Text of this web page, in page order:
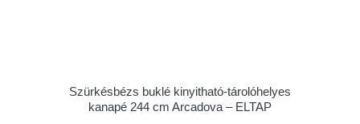
Szürkésbézs buklé kinyitható-tárolóhelyes
kanapé 244 cm Arcadova – ELTAP